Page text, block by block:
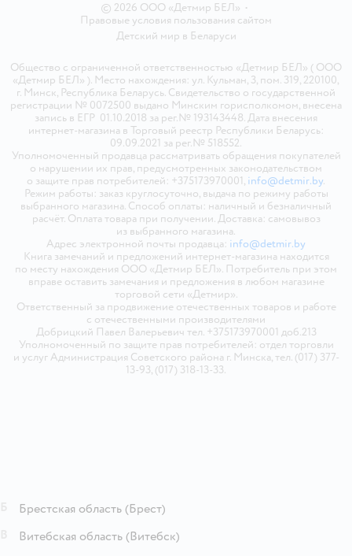
© 2026 ООО «Детмир БЕЛ» •
Правовые условия пользования сайтом
Детский мир в Беларуси
Общество с ограниченной ответственностью «Детмир БЕЛ» ( ООО
«Детмир БЕЛ» ). Место нахождения: ул. Кульман, 3, пом. 319, 220100,
г. Минск, Республика Беларусь. Свидетельство о государственной
регистрации № 0072500 выдано Минским горисполкомом, внесена
запись в ЕГР 01.10.2018 за рег.№ 193143448. Дата внесения
интернет-магазина в Торговый реестр Республики Беларусь:
09.09.2021 за рег.№ 518552.
Уполномоченный продавца рассматривать обращения покупателей
о нарушении их прав, предусмотренных законодательством
о защите прав потребителей: +375173970001, info@detmir.by.
Режим работы: заказ круглосуточно, выдача по режиму работы
выбранного магазина. Способ оплаты: наличный и безналичный
расчёт. Оплата товара при получении. Доставка: самовывоз
из выбранного магазина.
Адрес электронной почты продавца: info@detmir.by
Книга замечаний и предложений интернет-магазина находится
по месту нахождения ООО «Детмир БЕЛ». Потребитель при этом
вправе оставить замечания и предложения в любом магазине
торговой сети «Детмир».
Ответственный за продвижение отечественных товаров и работе
с отечественными производителями
Добрицкий Павел Валерьевич тел. +375173970001 доб.213
Уполномоченный по защите прав потребителей: отдел торговли
и услуг Администрация Советского района г. Минска, тел. (017) 377-
13-93, (017) 318-13-33.
Брестская область (Брест)
Витебская область (Витебск)